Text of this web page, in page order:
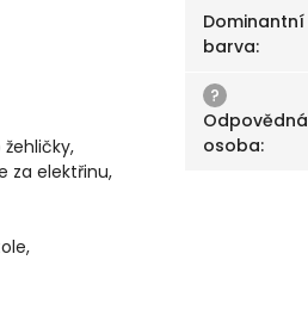
za elektřinu,
Dominantní
barva:
?
Odpovědná
osoba: